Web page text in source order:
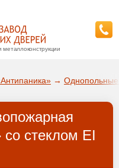
ГОРОД
→ Однопольные
стеклом EI